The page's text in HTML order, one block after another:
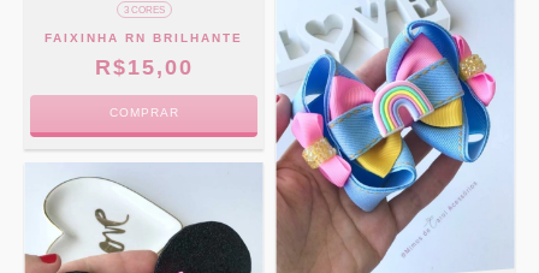
3 CORES
FAIXINHA RN BRILHANTE
R$15,00
COMPRAR